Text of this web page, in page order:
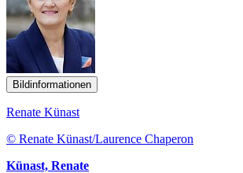
Bildinformationen
Renate Künast
© Renate Künast/Laurence Chaperon
Künast, Renate